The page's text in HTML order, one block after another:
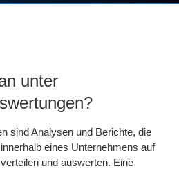
unter
sind Analysen und Berichte, die
eines Unternehmens auf
und auswerten. Eine